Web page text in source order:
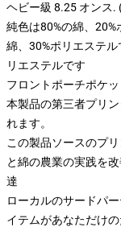
ヘビー級 8.25 オンス.
純色は80%の綿、
綿、30%ポリエステ
リエステルです
フロントポーチポケ
本製品の第三者プリ
れます。
この製品ソースのプ
と綿の農業の実践を
達
ローカルのサードパ
イテムがあなただけ